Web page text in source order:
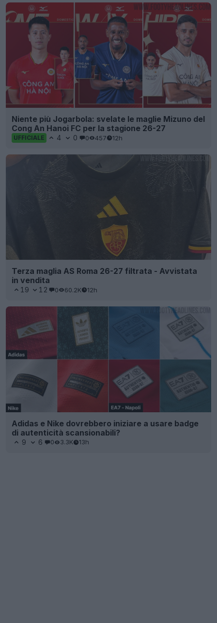
Niente più Jogarbola: svelate le maglie Mizuno del
Cong An Hanoi FC per la stagione 26-27
UFFICIALE 4 0 0 457 12h
Terza maglia AS Roma 26-27 filtrata - Avvistata
in vendita
19 12 0 60.2K 12h
Adidas e Nike dovrebbero iniziare a usare badge
di autenticità scansionabili?
9 6 0 3.3K 13h